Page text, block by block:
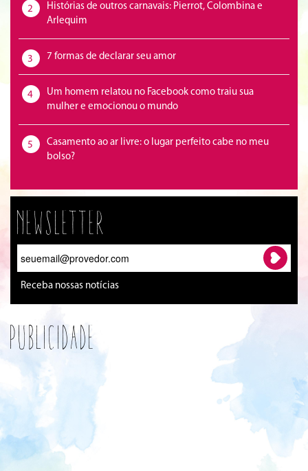
2
Histórias de outros carnavais: Pierrot, Colombina e
Arlequim
3 7 formas de declarar seu amor
4
Um homem relatou no Facebook como traiu sua
mulher e emocionou o mundo
5
Casamento ao ar livre: o lugar perfeito cabe no meu
bolso?
Newsletter
Receba nossas notícias
Publicidade